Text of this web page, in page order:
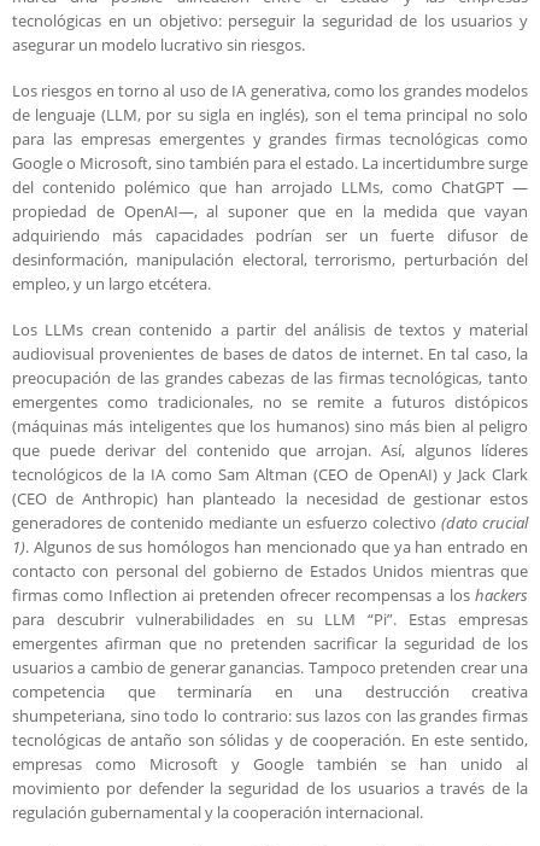
tecnológicas en un objetivo: perseguir la seguridad de los usuarios y
asegurar un modelo lucrativo sin riesgos.
Los riesgos en torno al uso de IA generativa, como los grandes modelos
de lenguaje (LLM, por su sigla en inglés), son el tema principal no solo
para las empresas emergentes y grandes firmas tecnológicas como
Google o Microsoft, sino también para el estado. La incertidumbre surge
del contenido polémico que han arrojado LLMs, como ChatGPT —
propiedad de OpenAI—, al suponer que en la medida que vayan
adquiriendo más capacidades podrían ser un fuerte difusor de
desinformación, manipulación electoral, terrorismo, perturbación del
empleo, y un largo etcétera.
Los LLMs crean contenido a partir del análisis de textos y material
audiovisual provenientes de bases de datos de internet. En tal caso, la
preocupación de las grandes cabezas de las firmas tecnológicas, tanto
emergentes como tradicionales, no se remite a futuros distópicos
(máquinas más inteligentes que los humanos) sino más bien al peligro
que puede derivar del contenido que arrojan. Así, algunos líderes
tecnológicos de la IA como Sam Altman (CEO de OpenAI) y Jack Clark
(CEO de Anthropic) han planteado la necesidad de gestionar estos
generadores de contenido mediante un esfuerzo colectivo (dato crucial
1). Algunos de sus homólogos han mencionado que ya han entrado en
contacto con personal del gobierno de Estados Unidos mientras que
firmas como Inflection ai pretenden ofrecer recompensas a los hackers
para descubrir vulnerabilidades en su LLM “Pi”. Estas empresas
emergentes afirman que no pretenden sacrificar la seguridad de los
usuarios a cambio de generar ganancias. Tampoco pretenden crear una
competencia que terminaría en una destrucción creativa
shumpeteriana, sino todo lo contrario: sus lazos con las grandes firmas
tecnológicas de antaño son sólidas y de cooperación. En este sentido,
empresas como Microsoft y Google también se han unido al
movimiento por defender la seguridad de los usuarios a través de la
regulación gubernamental y la cooperación internacional.